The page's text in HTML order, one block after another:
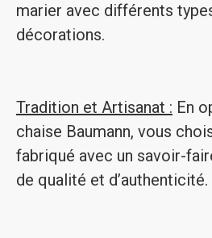
marier avec différents
décorations.
Tradition et Artisanat : En
chaise Baumann, vous
fabriqué avec un savoir-
de qualité et d’authenticité.